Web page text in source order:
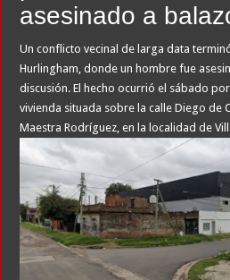
asesinado a
Un conflicto vecinal de larga data
Hurlingham, donde un hombre fue
discusión. El hecho ocurrió el sábado
vivienda situada sobre la calle Diego de
Maestra Rodríguez, en la localidad de